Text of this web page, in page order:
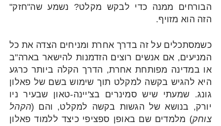
הבורחים ממנה כדי לבקש מקלט? נשמע שה"חזק"
הזה הוא מזויף.
כשמסתכלים על זה בדרך אחרת ומניחים הצדה את כל
המניעים, אם אנשים רוצים הזדמנות להישאר בארה"ב
או במדינה מפותחת אחרת, הדרך הקלה ביותר כרגע
היא להגיש בקשה למקלט תוך שימוש בשם של פאלון
גונג. שמעתי שיש סמינרים בצ'יינה-טאון שבעיר ניו
יורק, בנושא של הגשות בקשה למקלט, והם (הקהל
צוחק) מלמדים שם באופן ספציפי כיצד ללמוד פאלון